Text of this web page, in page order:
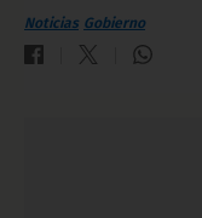
Noticias Gobierno